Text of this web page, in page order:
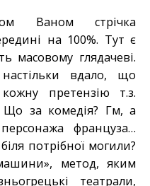
Ваном стрічка
на 100%. Тут є
масовому глядачеві.
вдало, що
претензію т.з.
Що за комедія? Гм, а
француза…
потрібної могили?
метод, яким
театрали,